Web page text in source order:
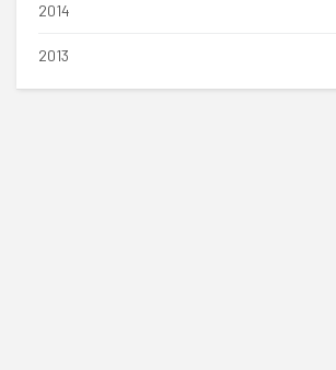
2014
2013